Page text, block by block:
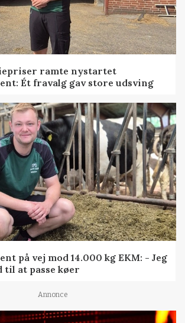
ramte nystartet
Ét fravalg gav store udsving
på vej mod 14.000 kg EKM: - Jeg
at passe køer
Annonce